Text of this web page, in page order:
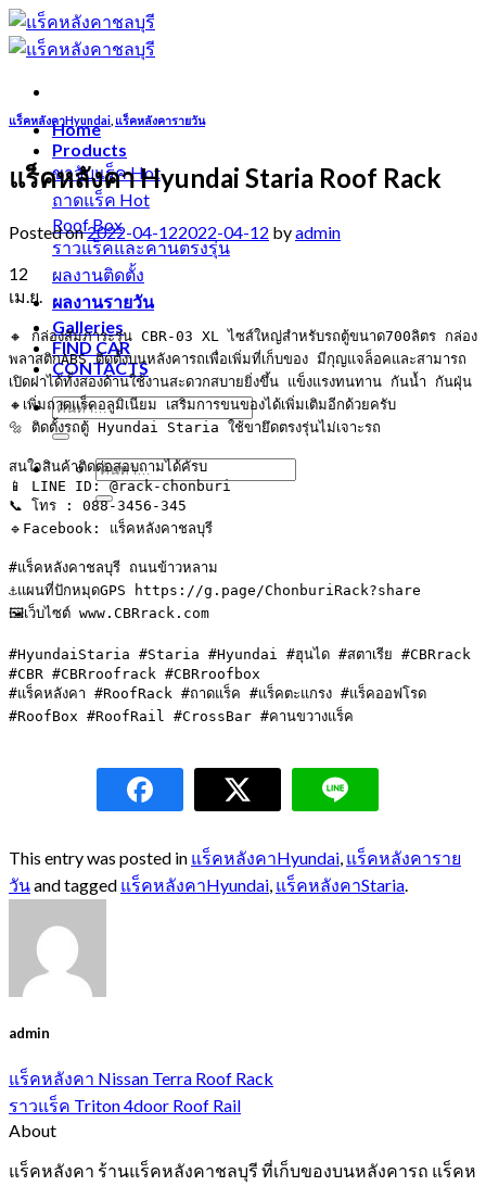
Skip
to
content
Home
Products
ขาจับแร็ค
ถาดแร็ค
Roof Box
ราวแร็คและคานตรงรุ่น
ผลงานติดตั้ง
ผลงานรายวัน
Galleries
FIND CAR
CONTACTS
แร็คหลังคาHyundai แร็คหลังคารายวัน
แร็คหลังคา Hyundai Staria Roof Rack
Posted on2022-04-122022-04-12 byadmin
12
เม.ย.
🔸 กล่องสัมภาระรุ่น CBR-03 XL ไซส์ใหญ่สำหรับรถตู้ขนาด700ลิตร กล่อง
พลาสติกABS ติดตั้งบนหลังคารถเพื่อเพิ่มที่เก็บของ มีกุญแจล็อคและสามารถ
เปิดฝาได้ทั้งสองด้านใช้งานสะดวกสบายยิ่งขึ้น แข็งแรงทนทาน กันน้ำ กันฝุ่น
🔸เพิ่มถาดแร็คอลูมิเนียม เสริมการขนของได้เพิ่มเติมอีกด้วยครับ
🔩 ติดตั้งรถตู้ Hyundai Staria ใช้ขายึดตรงรุ่นไม่เจาะรถ
สนใจสินค้าติดต่อสอบถามได้คัรบ
📱 LINE ID: @rack-chonburi
📞 โทร : 088-3456-345
🔹Facebook: แร็คหลังคาชลบุรี
#แร็คหลังคาชลบุรี ถนนข้าวหลาม
⚓️แผนที่ปักหมุดGPS https://g.page/ChonburiRack?share
🖼เว็บไซต์ www.CBRrack.com
#HyundaiStaria #Staria #Hyundai #ฮุนได #สตาเรีย #CBRrack
#CBR #CBRroofrack #CBRroofbox
#แร็คหลังคา #RoofRack #ถาดแร็ค #แร็คตะแกรง #แร็คออฟโรด
#RoofBox #RoofRail #CrossBar #คานขวางแร็ค
This entry was posted in แร็คหลังคาHyundai, แร็คหลังคาราย
วันand tagged แร็คหลังคาHyundai, แร็คหลังคาStaria.
admin
แร็คหลังคา Nissan Terra Roof Rack
ราวแร็ค Triton 4door Roof Rail
About
แร็คหลังคา ร้านแร็คหลังคาชลบุรี ที่เก็บของบนหลังคารถ แร็คห